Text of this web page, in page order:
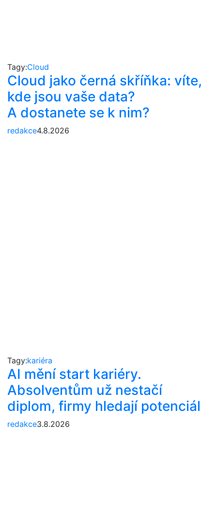
Tagy:Cloud
Cloud jako černá skříňka: víte,
kde jsou vaše data?
A dostanete se k nim?
redakce4.8.2026
Tagy:kariéra
AI mění start kariéry.
Absolventům už nestačí
diplom, firmy hledají potenciál
redakce3.8.2026